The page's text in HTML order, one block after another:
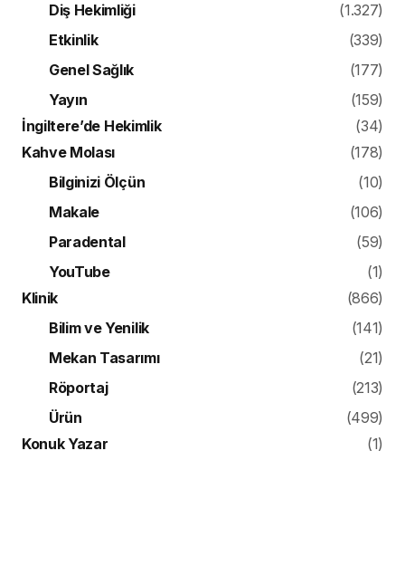
Diş Hekimliği
(1.327)
Etkinlik
(339)
Genel Sağlık
(177)
Yayın
(159)
İngiltere’de Hekimlik
(34)
Kahve Molası
(178)
Bilginizi Ölçün
(10)
Makale
(106)
Paradental
(59)
YouTube
(1)
Klinik
(866)
Bilim ve Yenilik
(141)
Mekan Tasarımı
(21)
Röportaj
(213)
Ürün
(499)
Konuk Yazar
(1)